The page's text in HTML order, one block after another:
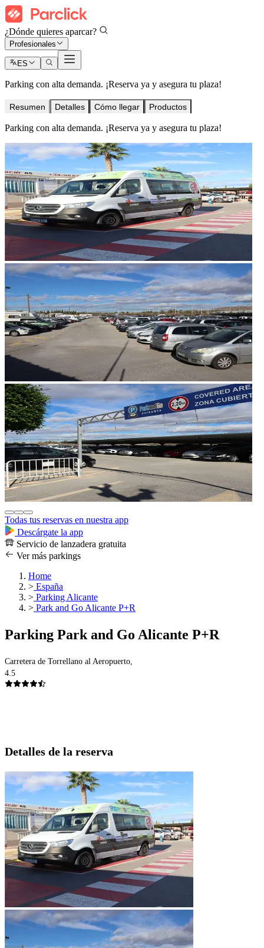
¿Dónde quieres aparcar?
Profesionales
ES
Parking con alta demanda. ¡Reserva ya y asegura tu plaza!
Resumen Detalles Cómo llegar Productos
Parking con alta demanda. ¡Reserva ya y asegura tu plaza!
Todas tus reservas en nuestra app
Descárgate la app
Servicio de lanzadera gratuita
Ver más parkings
Home
> España
> Parking Alicante
> Park and Go Alicante P+R
Parking Park and Go Alicante P+R
Carretera de Torrellano al Aeropuerto,
4.5
Detalles de la reserva